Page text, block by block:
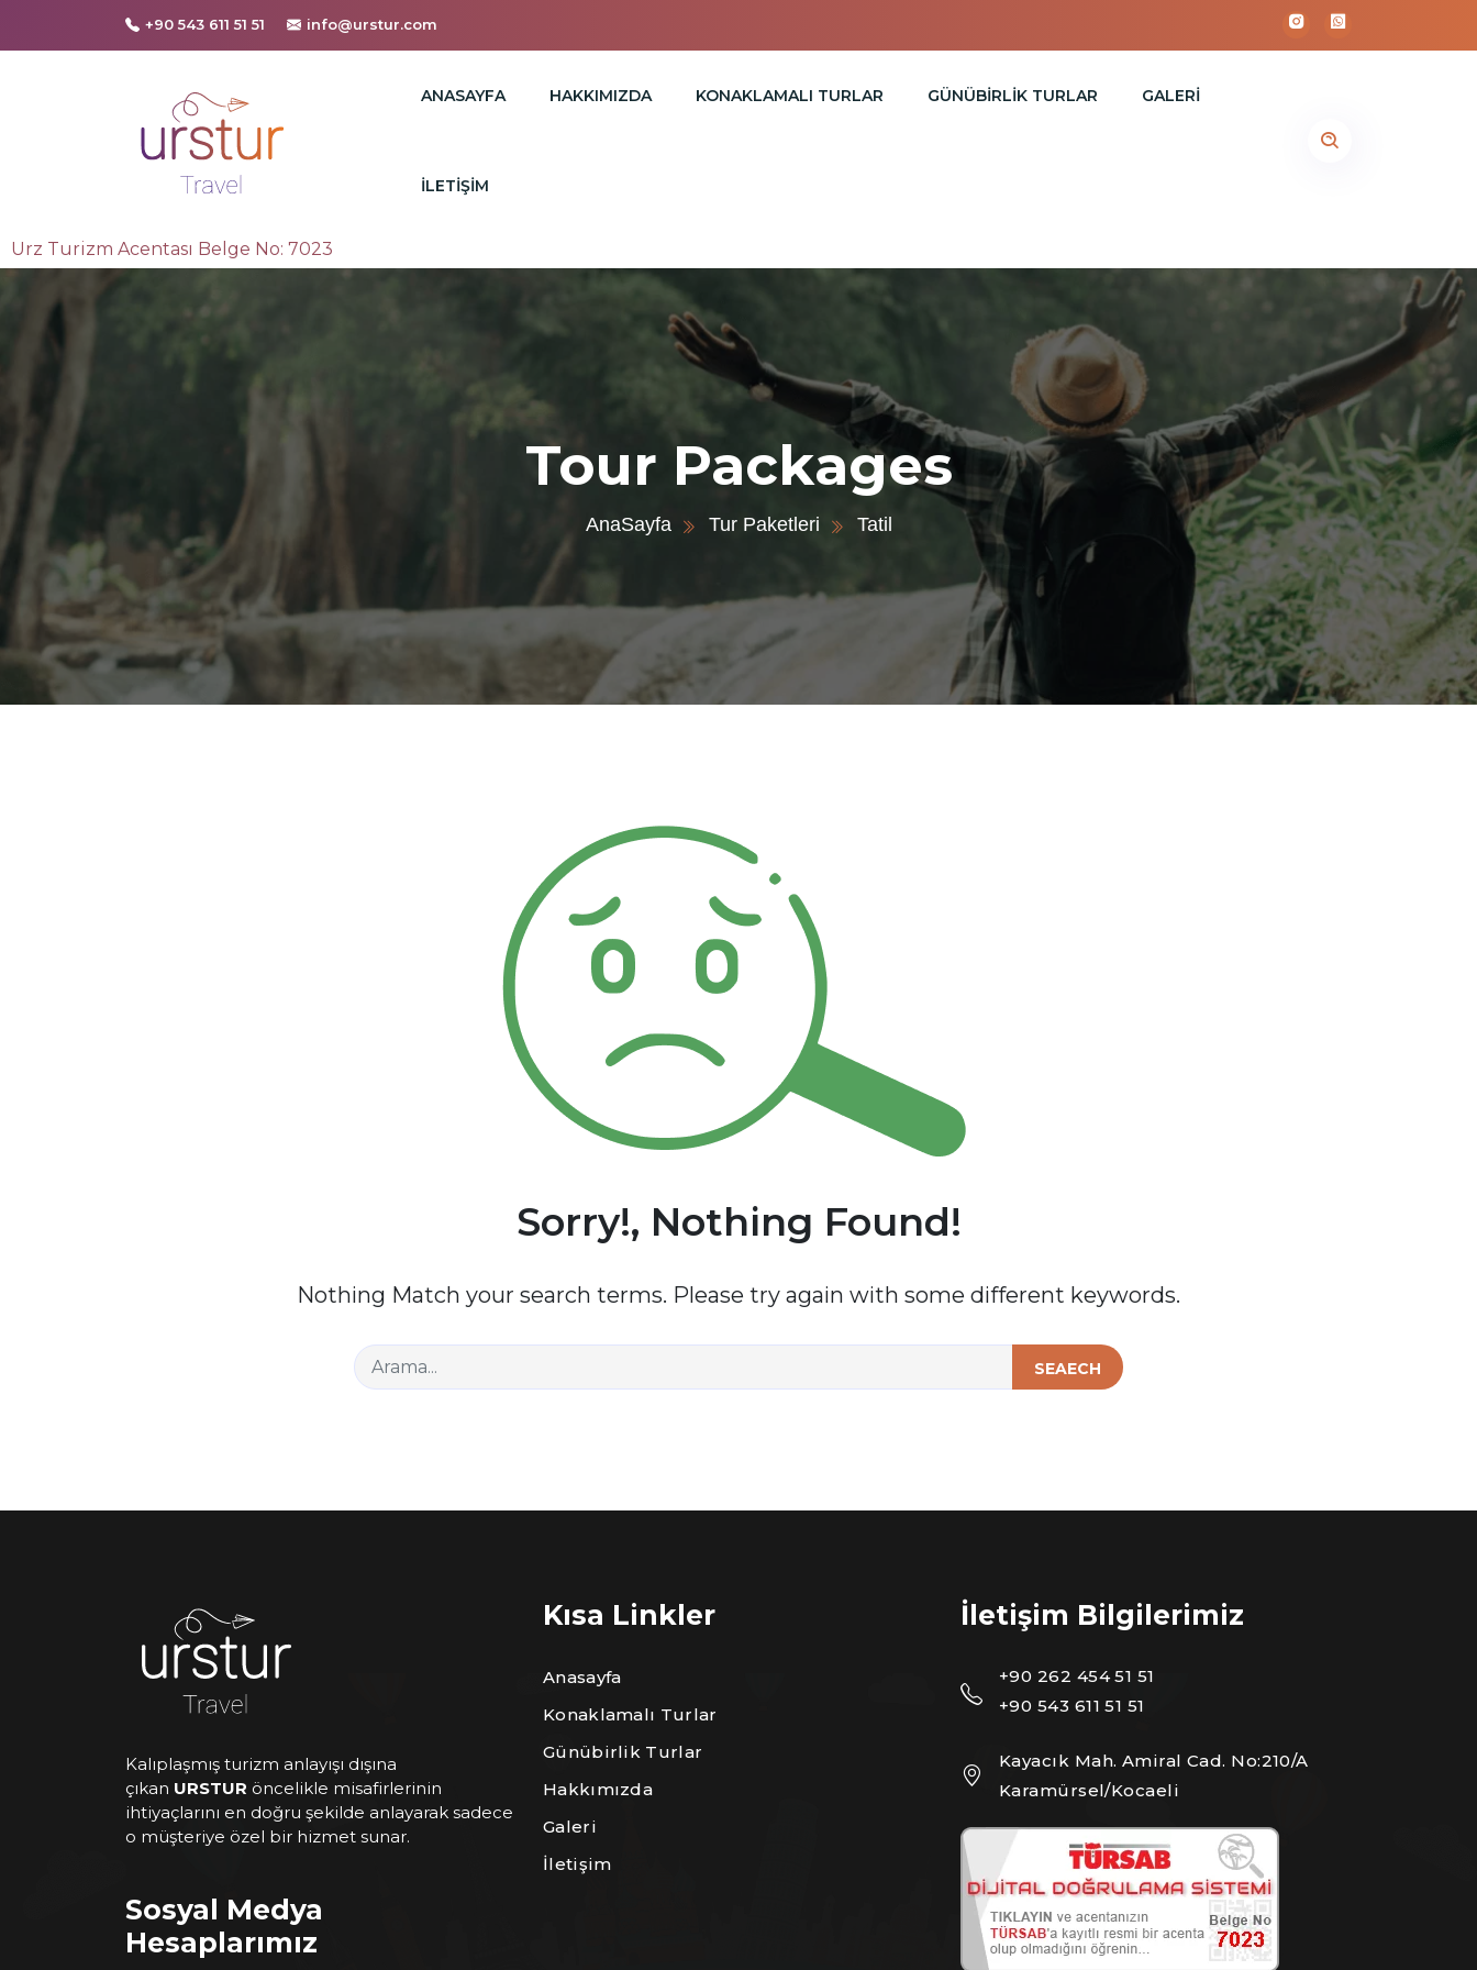
+90 543 611 51 51 info@urstur.com
ANASAYFA HAKKIMIZDA KONAKLAMALI TURLAR GÜNÜBİRLİK TURLAR GALERI
İLETIŞIM
Urz Turizm Acentası Belge No: 7023
Tour Packages
AnaSayfa Tur Paketleri Tatil
Sorry!, Nothing Found!
Nothing Match your search terms. Please try again with some different keywords.
SEAECH
Kalıplaşmış turizm anlayışı dışına
çıkan URSTUR öncelikle misafirlerinin
ihtiyaçlarını en doğru şekilde anlayarak sadece
o müşteriye özel bir hizmet sunar.
Sosyal Medya
Hesaplarımız
Kısa Linkler
Anasayfa
Konaklamalı Turlar
Günübirlik Turlar
Hakkımızda
Galeri
İletişim
İletişim Bilgilerimiz
+90 262 454 51 51
+90 543 611 51 51
Kayacık Mah. Amiral Cad. No:210/A
Karamürsel/Kocaeli